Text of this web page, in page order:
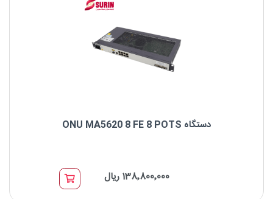
دستگاه ONU MA5620 8 FE 8 POTS
پورت ها: 8FE port+8POTS
138٬800٬000 ریال